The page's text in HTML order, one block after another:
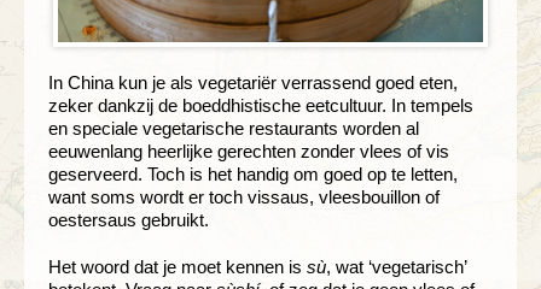
In China kun je als vegetariër verrassend goed eten,
zeker dankzij de boeddhistische eetcultuur. In tempels
en speciale vegetarische restaurants worden al
eeuwenlang heerlijke gerechten zonder vlees of vis
geserveerd. Toch is het handig om goed op te letten,
want soms wordt er toch vissaus, vleesbouillon of
oestersaus gebruikt.
Het woord dat je moet kennen is sù, wat ‘vegetarisch’